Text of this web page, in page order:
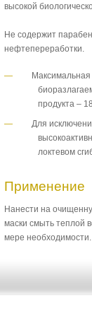
высокой
Не содержит
нефтепереработки.
Максимальная
продукта –
Для
локтевом
Применение
Нанести на
маски смыть теплой
мере необходимости.